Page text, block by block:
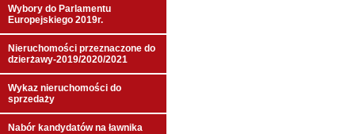
Wybory do Parlamentu
Europejskiego 2019r.
Nieruchomości przeznaczone do
dzierżawy-2019/2020/2021
Wykaz nieruchomości do
sprzedaży
Nabór kandydatów na ławnika